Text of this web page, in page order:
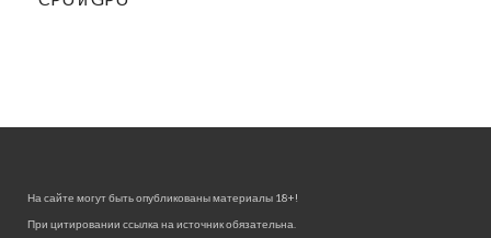
На сайте могут быть опубликованы материалы 18+!
При цитировании ссылка на источник обязательна.